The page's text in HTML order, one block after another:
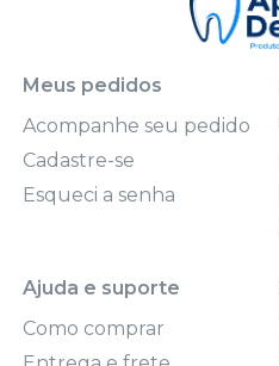
Meus pedidos
Acompanhe seu pedido
Cadastre-se
Esqueci a senha
Ajuda e suporte
Como comprar